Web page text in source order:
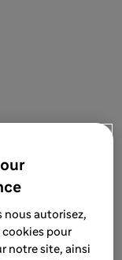
nous autorisez,
cookies pour
notre site, ainsi